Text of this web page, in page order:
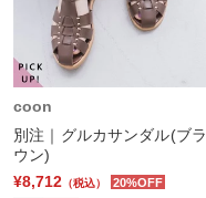
coon
別注｜グルカサンダル(ブラ
ウン)
¥8,712 （税込） 20%OFF